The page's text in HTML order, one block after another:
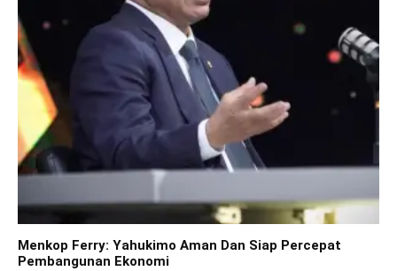
Menkop Ferry: Yahukimo Aman Dan Siap Percepat
Pembangunan Ekonomi